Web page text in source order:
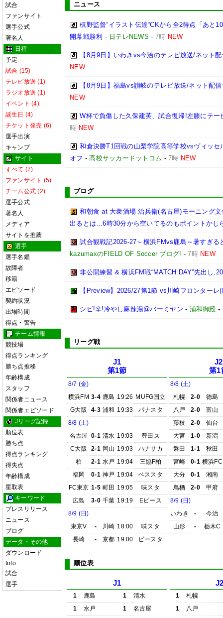
試合
ファンサイト
選手公式
著名人
日程
予定
試合 (15)
テレビ放送 (1)
ラジオ放送 (1)
イベント (4)
誕生日 (4)
チケット発売 (6)
選手出演
キャンプ
サイト
すべて (7)
ファンサイト (5)
チーム公式 (2)
選手公式
著名人
メディア
サイトを推薦
選手
選手名鑑
故障者
移籍
エピソード
契約状況
出場時間
得点・警告
チーム情報
競技場
得点ランキング
勝ち点推移
年齢構成
スタッフ
関係者ニュース
関係者エピソード
Jリーグ記録
順位表
勝ち点
得点ランキング
得失点
年齢構成
星取表
キーワード
プレスリリース
ニュース
ブログ
データ・その他
ダウンロード
toto
試合
選手
ニュース
槙野監督“イラスト伝達“CKから全2得点「あと
開幕戦勝利 - 日テレNEWS - 7時 NEW
【8月9日】いわきvs今治のテレビ放送/ネット
NEW
【8月9日】福島vs讃岐のテレビ放送/ネット配
NEW
W杯で負傷した久保建英、試合復帰!左膝にテ
時 NEW
和倉決勝T1回戦の山梨学院高等学校vsヴィッ
オフ -高校サッカードットコム -7時 NEW
ブログ
和朝食 at 大衆酒場 治兵衛(名古屋)モーニング
出るとは…6時30分から空いてるのもポイントかし
試合観戦記2026-27～横浜FMvs鹿島～暑すぎ
kazumaxのFIELD OF Soccer ブログ! -7時 NEW
非公開練習 & 横浜FM戦“MATCH DAY”先出し
【Preview】2026/27第1節 vs川崎フロンターレ
シビ!辛!冷やし麻辣湯@バーミヤン - 浦和御殿 -
リーグ戦
J1
第1節
8/7 (金)
横浜FM 3-4 鹿島 19:26 MUFG国立
G大阪
4-3 浦和 19:33
パナスタ
8/8 (土)
名古屋 0-1 清水 19:03
豊田ス
C大阪
2-1 岡山 19:03
ハナサカ
柏
2-1 水戸 19:04
三協F柏
福岡
0-1 神戸 19:04
ベススタ
FC東京 1-5 町田 19:05
味スタ
広島
3-0 千葉 19:19
Eピース
8/9 (日)
東京V
- 川崎 18:00
味スタ
長崎
- 京都 19:00 ピースタ
J2
第1
8/8 (土)
札幌
2-0
徳島
八戸
2-0
富山
藤枝
2-0
仙台
大宮
1-0
新潟
磐田
1-1
秋田
宮崎
0-1 横浜FC
大分
0-1
湘南
鳥栖
2-0
甲府
8/9 (日)
いわき
-
今治
山形
- 栃木C
順位表
J1
1 鹿島 1
清水
1
水戸 1
名古屋
1
札幌
1
八戸